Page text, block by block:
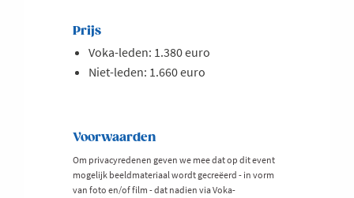
Prijs
Voka-leden: 1.380 euro
Niet-leden: 1.660 euro
Voorwaarden
Om privacyredenen geven we mee dat op dit event
mogelijk beeldmateriaal wordt gecreëerd - in vorm
van foto en/of film - dat nadien via Voka-